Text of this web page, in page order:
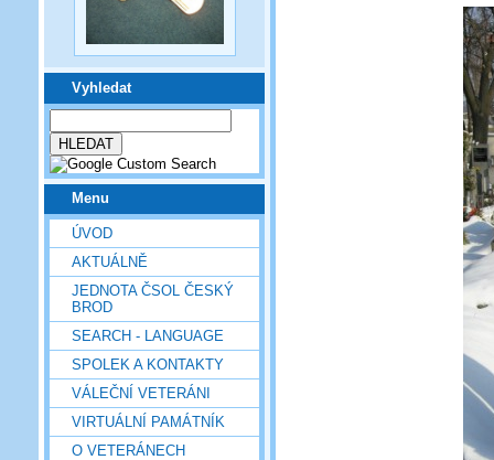
Vyhledat
Menu
ÚVOD
AKTUÁLNĚ
JEDNOTA ČSOL ČESKÝ
BROD
SEARCH - LANGUAGE
SPOLEK A KONTAKTY
VÁLEČNÍ VETERÁNI
VIRTUÁLNÍ PAMÁTNÍK
O VETERÁNECH